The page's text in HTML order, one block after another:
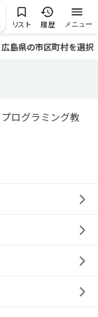
リスト 履歴 メニュー
広島県の市区町村を選択
ログラミング教